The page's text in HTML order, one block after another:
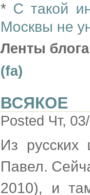
* С такой
Москвы не
Ленты
(fa)
ВСЯКОЕ
Posted Чт,
Из
Павел.
2010), и